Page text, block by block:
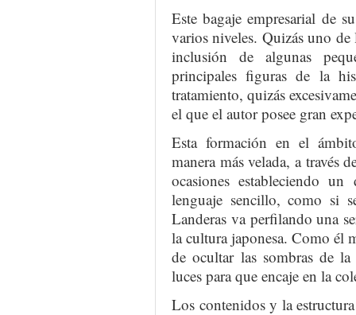
Este bagaje empresarial de
varios niveles. Quizás uno de
inclusión de algunas
principales figuras de la
tratamiento, quizás
el que el autor posee gran
Esta formación en el
manera más velada, a través
ocasiones estableciendo
lenguaje sencillo, como si
Landeras va perfilando una
la cultura japonesa. Como él
de ocultar las sombras de la
luces para que encaje en la
Los contenidos y la